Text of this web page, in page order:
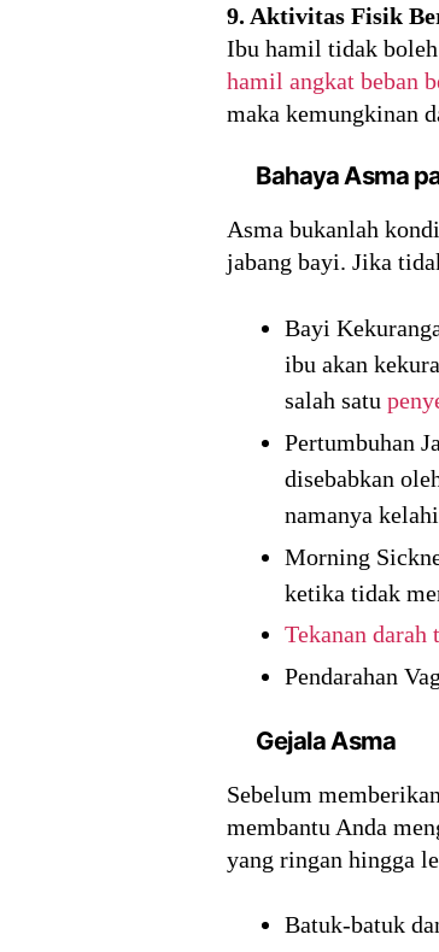
9. Aktivitas Fisik
Ibu hamil tidak
hamil angkat beban
maka kemungkinan
Bahaya Asma
Asma bukanlah
jabang bayi. Jika
Bayi
ibu akan
salah satu
Pertumbuhan
disebabkan
namanya
Morning
ketika tidak
Tekanan
Pendarahan
Gejala Asma
Sebelum
membantu Anda
yang ringan hingga
Batuk-batuk